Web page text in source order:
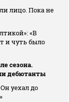
лицо. Пока не
«В
и чуть было
сезона.
дебютанты
уехал до